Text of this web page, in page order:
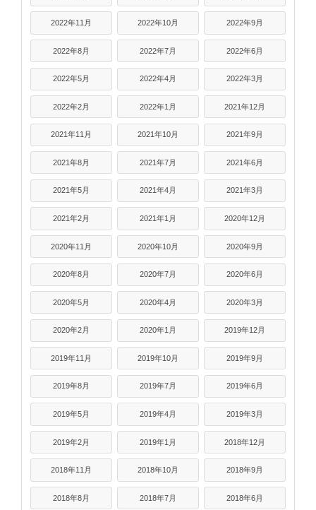
2022年11月 2022年10月 2022年9月
2022年8月 2022年7月 2022年6月
2022年5月 2022年4月 2022年3月
2022年2月 2022年1月 2021年12月
2021年11月 2021年10月 2021年9月
2021年8月 2021年7月 2021年6月
2021年5月 2021年4月 2021年3月
2021年2月 2021年1月 2020年12月
2020年11月 2020年10月 2020年9月
2020年8月 2020年7月 2020年6月
2020年5月 2020年4月 2020年3月
2020年2月 2020年1月 2019年12月
2019年11月 2019年10月 2019年9月
2019年8月 2019年7月 2019年6月
2019年5月 2019年4月 2019年3月
2019年2月 2019年1月 2018年12月
2018年11月 2018年10月 2018年9月
2018年8月 2018年7月 2018年6月